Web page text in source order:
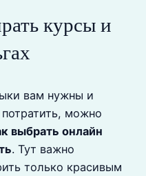
курсы и
вам нужны и
можно
выбрать онлайн
. Тут важно
только красивым